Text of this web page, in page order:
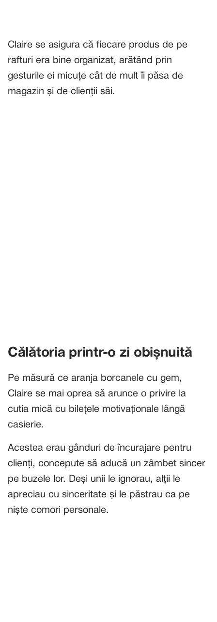
Claire se asigura că fiecare produs de pe
rafturi era bine organizat, arătând prin
gesturile ei micuțe cât de mult îi păsa de
magazin și de clienții săi.
Călătoria printr-o zi obișnuită
Pe măsură ce aranja borcanele cu gem,
Claire se mai oprea să arunce o privire la
cutia mică cu bilețele motivaționale lângă
casierie.
Acestea erau gânduri de încurajare pentru
clienți, concepute să aducă un zâmbet sincer
pe buzele lor. Deși unii le ignorau, alții le
apreciau cu sinceritate și le păstrau ca pe
niște comori personale.